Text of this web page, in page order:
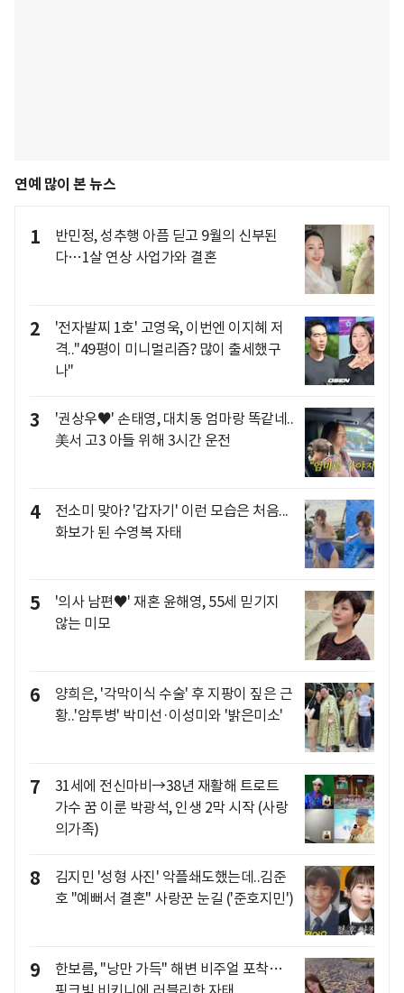
연예 많이 본 뉴스
1
반민정, 성추행 아픔 딛고 9월의 신부된
다…1살 연상 사업가와 결혼
2
'전자발찌 1호' 고영욱, 이번엔 이지혜 저
격.."49평이 미니멀리즘? 많이 출세했구
나"
3
'권상우♥' 손태영, 대치동 엄마랑 똑같네..
美서 고3 아들 위해 3시간 운전
4
전소미 맞아? '갑자기' 이런 모습은 처음...
화보가 된 수영복 자태
5
'의사 남편♥' 재혼 윤해영, 55세 믿기지
않는 미모
6
양희은, '각막이식 수술' 후 지팡이 짚은 근
황..'암투병' 박미선·이성미와 '밝은미소'
7
31세에 전신마비→38년 재활해 트로트
가수 꿈 이룬 박광석, 인생 2막 시작 (사랑
의가족)
8
김지민 '성형 사진' 악플쇄도했는데..김준
호 "예뻐서 결혼" 사랑꾼 눈길 ('준호지민')
9
한보름, "낭만 가득" 해변 비주얼 포착…